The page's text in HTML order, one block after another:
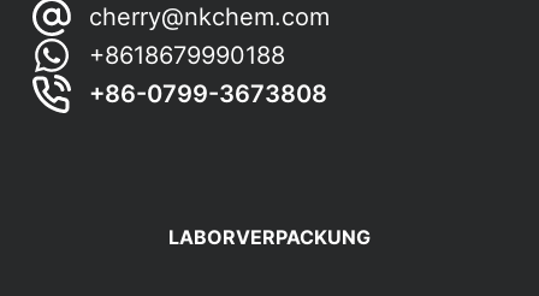
cherry@nkchem.com
+8618679990188
+86-0799-3673808
LABORVERPACKUNG